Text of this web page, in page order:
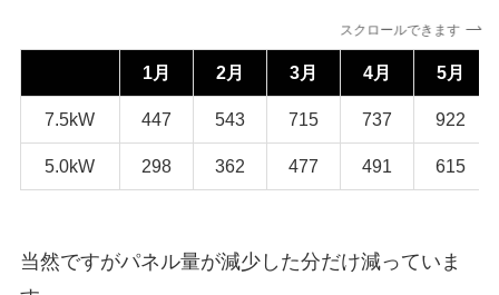
スクロールできます
1月 2月 3月 4月 5月
7.5kW 447 543 715 737 922
5.0kW 298 362 477 491 615
当然ですがパネル量が減少した分だけ減っていま